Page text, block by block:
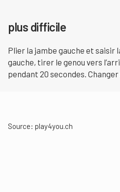
plus difficile
Plier la jambe gauche et saisir
gauche, tirer le genou vers
pendant 20 secondes. Changer
Source: play4you.ch